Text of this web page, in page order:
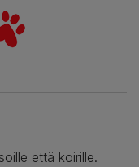
että koirille.